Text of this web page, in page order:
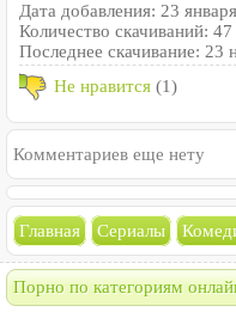
Дата добавления: 23
Количество скачиваний: 47
Последнее скачивание: 23
Не нравится (1)
Комментариев еще нету
Главная Сериалы
Порно по категориям